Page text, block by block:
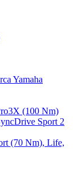
Yamaha
(100 Nm)
Sport 2
(70 Nm), Life,